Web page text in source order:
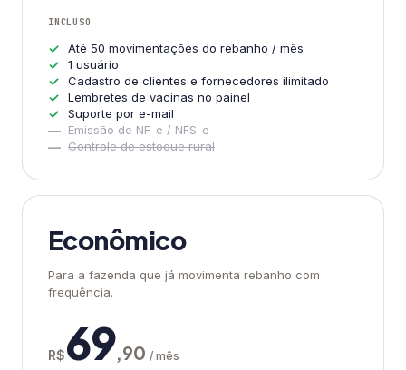
INCLUSO
Até 50 movimentações do rebanho / mês
1 usuário
Cadastro de clientes e fornecedores ilimitado
Lembretes de vacinas no painel
Suporte por e-mail
Emissão de NF-e / NFS-e
Controle de estoque rural
Econômico
Para a fazenda que já movimenta rebanho com
frequência.
R$69,90 / mês